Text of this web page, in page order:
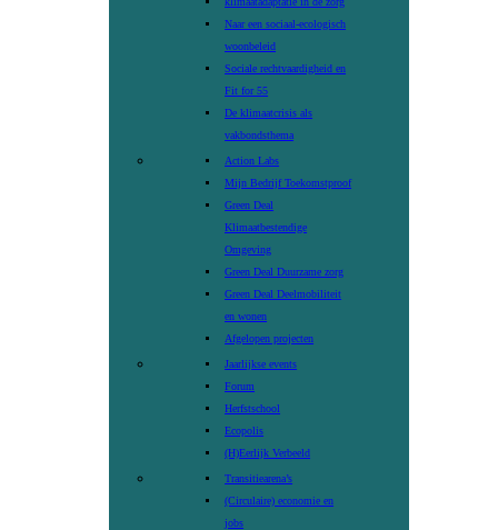
Naar een sociaal-ecologisch
woonbeleid
Sociale rechtvaardigheid en
Fit for 55
De klimaatcrisis als
vakbondsthema
Action Labs
Mijn Bedrijf Toekomstproof
Green Deal
Klimaatbestendige
Omgeving
Green Deal Duurzame zorg
Green Deal Deelmobiliteit
en wonen
Afgelopen projecten
Jaarlijkse events
Forum
Herfstschool
Ecopolis
(H)Eerlijk Verbeeld
Transitiearena’s
(Circulaire) economie en
jobs